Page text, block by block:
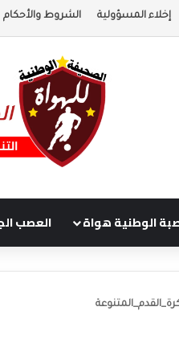
إخلاء المسؤولية الشروط والأحكام
الوطنية هواة العصب